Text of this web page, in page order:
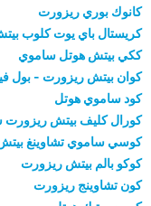
كانوك بوري ريزورت
كريستال باي يوت كلوب
ككي بيتش هوتل ساموي
كوان بيتش ريزورت - بول
كود ساموي هوتل
كورال كليف بيتش
كوسي ساموي تشاوينغ
كوكو بالم بيتش ريزورت
كون تشاوينج ريزورت